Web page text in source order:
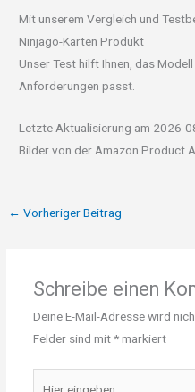
Mit unserem Vergleich und
Ninjago-Karten Produkt
Unser Test hilft Ihnen, das
Anforderungen passt.
Letzte Aktualisierung am 2026-
Bilder von der Amazon Product
← Vorheriger Beitrag
Schreibe einen
Deine E-Mail-Adresse wird
Felder sind mit*markiert